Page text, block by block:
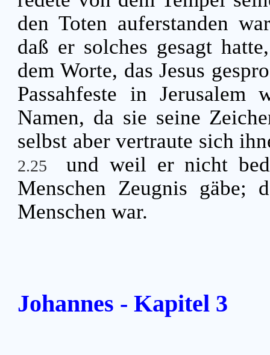
den Toten auferstanden
daß er solches gesagt
dem Worte, das Jesus
Passahfeste in
Namen, da sie seine
selbst aber vertraute sich
2.25
und weil er nicht
Menschen Zeugnis gäbe;
Menschen war.
Johannes - Kapitel 3